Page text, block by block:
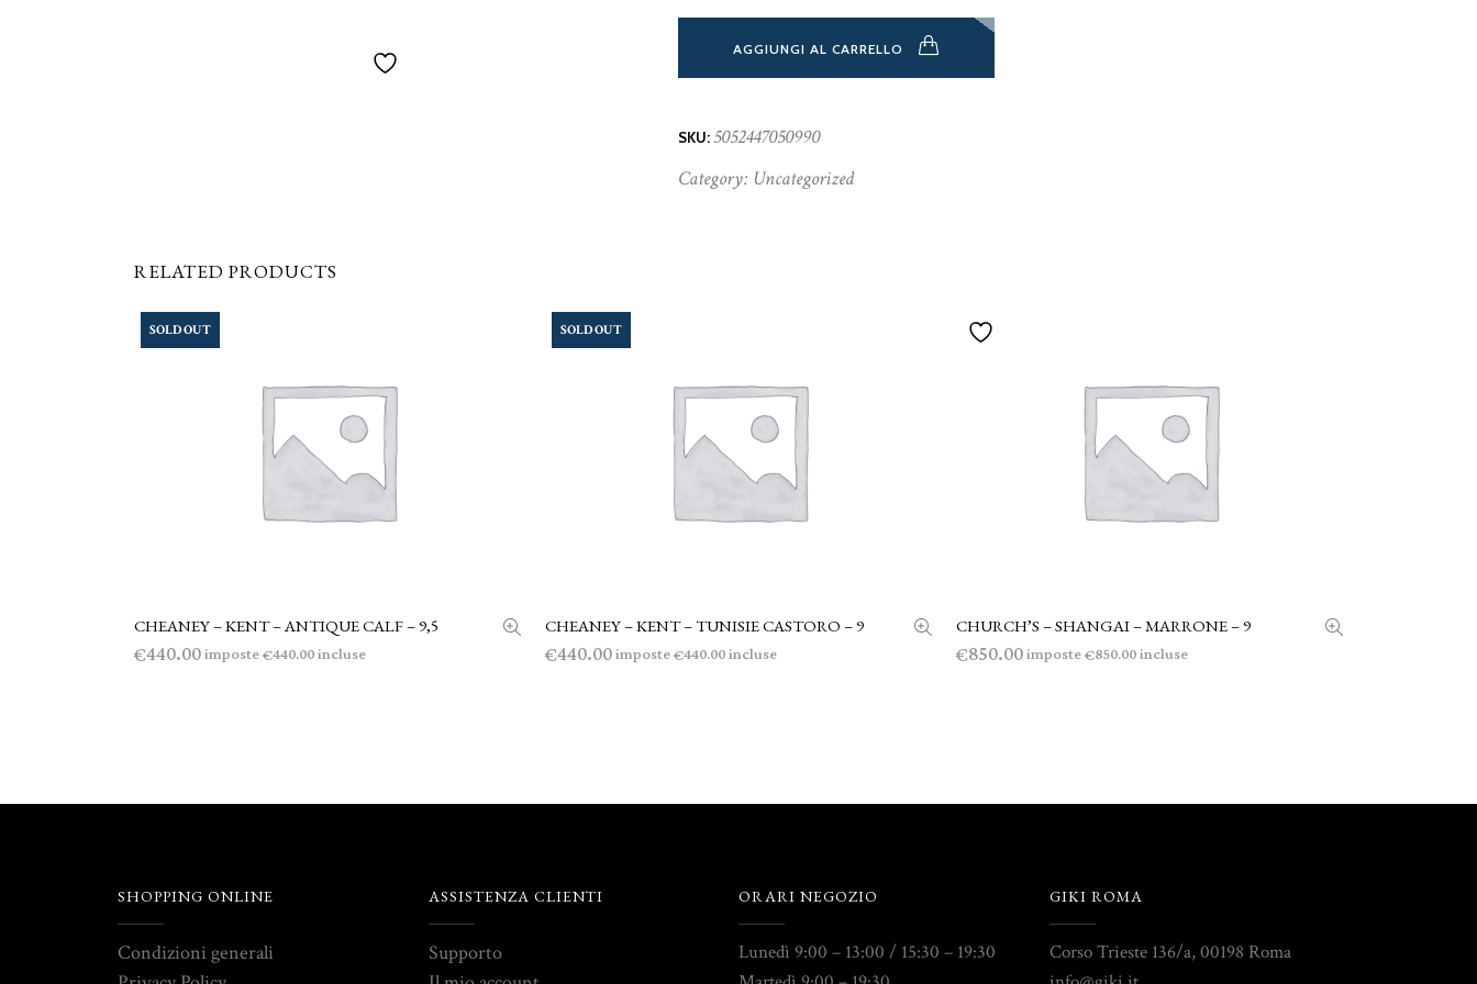
AGGIUNGI AL CARRELLO
SKU: 5052447050990
Category: Uncategorized
RELATED PRODUCTS
SOLD OUT
LEGGI TUTTO
CHEANEY – KENT – ANTIQUE CALF – 9,5
€440.00imposte€440.00incluse
SOLD OUT
LEGGI TUTTO
CHEANEY – KENT – TUNISIE CASTORO – 9
€440.00imposte€440.00incluse
AGGIUNGI AL CARRELLO
CHURCH’S – SHANGAI – MARRONE – 9
€850.00imposte€850.00incluse
SHOPPING ONLINE
Condizioni generali
ASSISTENZA CLIENTI
Supporto
ORARI NEGOZIO
Lunedì 9:00 – 13:00 / 15:30 – 19:30
GIKI ROMA
Corso Trieste 136/a, 00198 Roma